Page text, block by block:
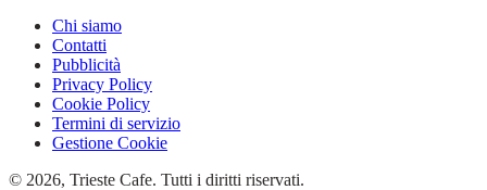
Chi siamo
Contatti
Pubblicità
Privacy Policy
Cookie Policy
Termini di servizio
Gestione Cookie
© 2026, Trieste Cafe. Tutti i diritti riservati.